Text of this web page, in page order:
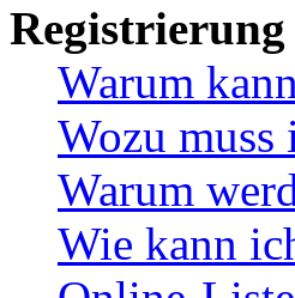
Warum
Wozu muss
Warum
Wie kann